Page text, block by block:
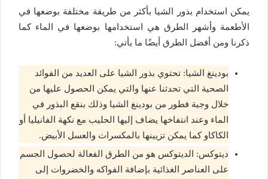
يمكن استخدام بذور الشيا بأكثر من طريقة مختلفة بوضعها في
الأطعمة وأشهر الطرق هي استخدامها بوضعها في الماء كما
ذكرنا ومن أفضل الطرق أيضًا ما يأتي:
بودينغ الشيا: تحتوي بذور الشيا على العديد من الفوائد
الصحية التي تحدثنا عنها والتي يمكن الحصول عليها من
خلال وجبة فطور من بودينغ الشيا وذلك بنقع البذور في
الماء وعند انتفاخها يضاف إليها الحليب مع نكهة الفانيليا أو
الكاكاو كما يمكن تزيينها بالمكسرات والعسل الأبيض.
ديتوكس: الديتوكس هو من الطرق الفعالة لحصول الجسم
على العناصر الغذائية بإضافة الفواكه والخضروات إلى